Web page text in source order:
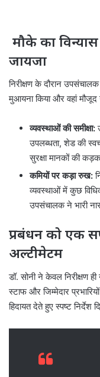
मौके का
जायजा
निरीक्षण के दौरान उपसंचालक
मुआयना किया और वहां
व्यवस्थाओं की समीक्षा:
उपलब्धता, शेड की
सुरक्षा मानकों की
कमियों पर कड़ा रुख:
व्यवस्थाओं में कुछ
उपसंचालक ने भारी
प्रबंधन को एक
अल्टीमेटम
डॉ. सोनी ने केवल निरीक्षण
स्टाफ और जिम्मेदार
हिदायत देते हुए स्पष्ट निर्देश